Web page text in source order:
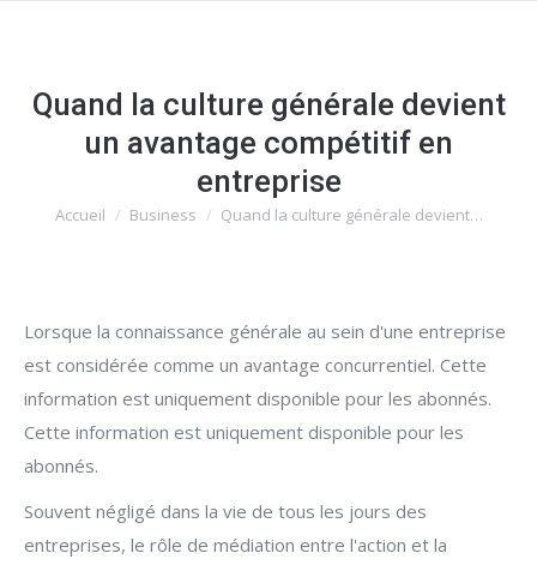
Quand la culture générale devient
un avantage compétitif en
entreprise
Vous êtes ici :
Accueil Business Quand la culture générale devient…
Lorsque la connaissance générale au sein d'une entreprise
est considérée comme un avantage concurrentiel. Cette
information est uniquement disponible pour les abonnés.
Cette information est uniquement disponible pour les
abonnés.
Souvent négligé dans la vie de tous les jours des
entreprises, le rôle de médiation entre l'action et la